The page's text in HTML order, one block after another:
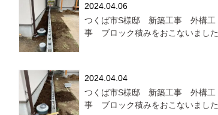
2024.04.06
つくば市S様邸 新築工事 外構工
事 ブロック積みをおこないました
2024.04.04
つくば市S様邸 新築工事 外構工
事 ブロック積みをおこないました